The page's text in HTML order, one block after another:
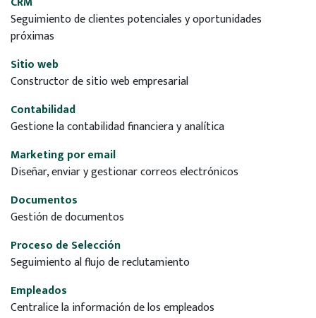
Seguimiento de clientes potenciales y oportunidades
próximas
Sitio web
Constructor de sitio web empresarial
Contabilidad
Gestione la contabilidad financiera y analítica
Marketing por email
Diseñar, enviar y gestionar correos electrónicos
Documentos
Gestión de documentos
Proceso de Selección
Seguimiento al flujo de reclutamiento
Empleados
Centralice la información de los empleados